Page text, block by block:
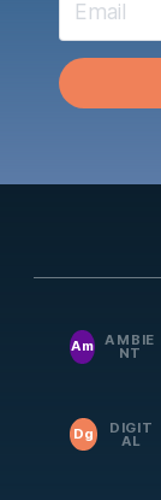
Am AMBIE
NT
Dg DIGIT
AL